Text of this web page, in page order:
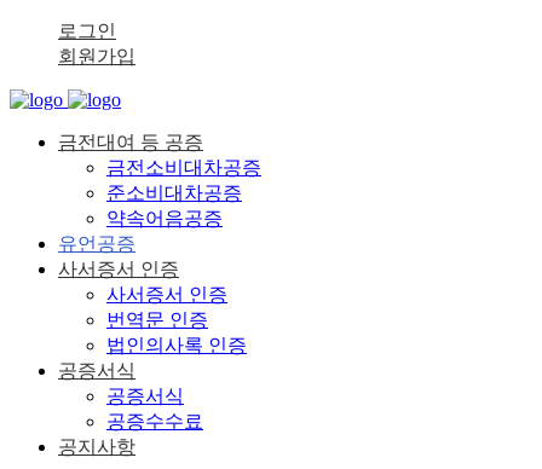
로그인
회원가입
금전대여 등 공증
금전소비대차공증
준소비대차공증
약속어음공증
유언공증
사서증서 인증
사서증서 인증
번역문 인증
법인의사록 인증
공증서식
공증서식
공증수수료
공지사항